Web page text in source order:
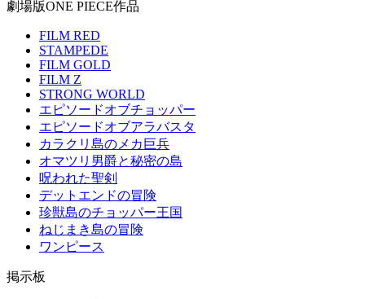
劇場版ONE PIECE作品
FILM RED
STAMPEDE
FILM GOLD
FILM Z
STRONG WORLD
エピソードオブチョッパー
エピソードオブアラバスタ
カラクリ島のメカ巨兵
オマツリ男爵と秘密の島
呪われた聖剣
デットエンドの冒険
珍獣島のチョッパー王国
ねじまき島の冒険
ワンピース
掲示板